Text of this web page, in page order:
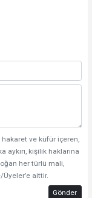
hakaret ve küfür içeren,
aykırı, kişilik haklarına
her türlü mali,
aittir.
Gönder